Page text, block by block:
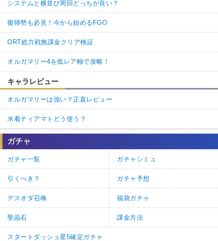
システムと横並び周回どっちが良い？
復帰勢も必見！今から始めるFGO
ORT総力戦無課金クリア検証
オルガマリー4を低レア軸で攻略！
キャラレビュー
オルガマリーは強い？正直レビュー
水着ティアマトどう使う？
ガチャ
ガチャ一覧 ガチャシミュ
引くべき？ ガチャ予想
デスオダ召喚 福袋ガチャ
聖晶石 課金方法
スタートダッシュ星5確定ガチャ